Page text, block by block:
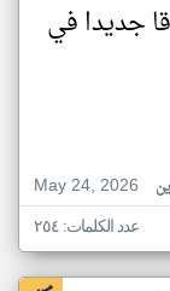
جديدا في
May 24, 2026
عدد الكلمات: ٢٥٤